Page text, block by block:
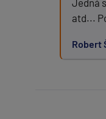
Jedná
atd...
Robert